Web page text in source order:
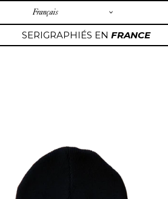
SERIGRAPHIÉS ENFRANCE